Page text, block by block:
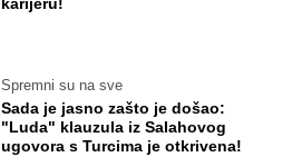
karijeru!
Spremni su na sve
Sada je jasno zašto je došao:
"Luda" klauzula iz Salahovog
ugovora s Turcima je otkrivena!